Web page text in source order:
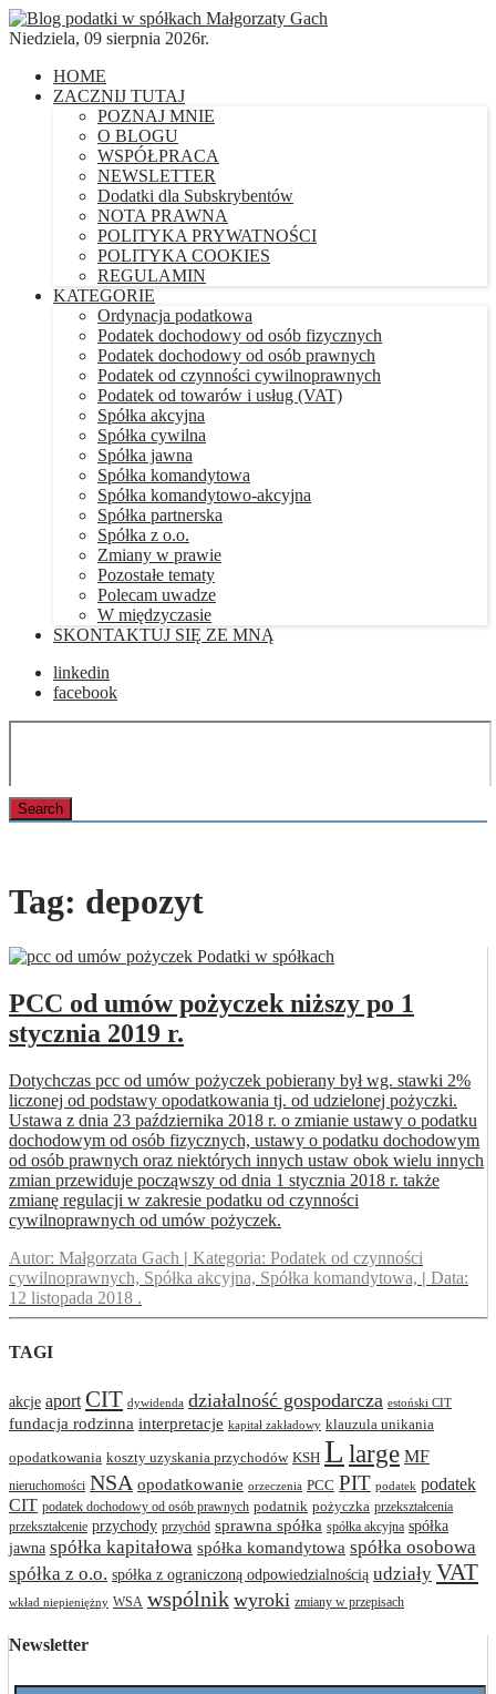
Niedziela, 09 sierpnia 2026r.
HOME
ZACZNIJ TUTAJ
POZNAJ MNIE
O BLOGU
WSPÓŁPRACA
NEWSLETTER
Dodatki dla Subskrybentów
NOTA PRAWNA
POLITYKA PRYWATNOŚCI
POLITYKA COOKIES
REGULAMIN
KATEGORIE
Ordynacja podatkowa
Podatek dochodowy od osób fizycznych
Podatek dochodowy od osób prawnych
Podatek od czynności cywilnoprawnych
Podatek od towarów i usług (VAT)
Spółka akcyjna
Spółka cywilna
Spółka jawna
Spółka komandytowa
Spółka komandytowo-akcyjna
Spółka partnerska
Spółka z o.o.
Zmiany w prawie
Pozostałe tematy
Polecam uwadze
W międzyczasie
SKONTAKTUJ SIĘ ZE MNĄ
linkedin
facebook
Tag: depozyt
PCC od umów pożyczek niższy po 1
stycznia 2019 r.
Dotychczas pcc od umów pożyczek pobierany był wg. stawki 2%
liczonej od podstawy opodatkowania tj. od udzielonej pożyczki.
Ustawa z dnia 23 października 2018 r. o zmianie ustawy o podatku
dochodowym od osób fizycznych, ustawy o podatku dochodowym
od osób prawnych oraz niektórych innych ustaw obok wielu innych
zmian przewiduje począwszy od dnia 1 stycznia 2018 r. także
zmianę regulacji w zakresie podatku od czynności
cywilnoprawnych od umów pożyczek.
Autor: Małgorzata Gach | Kategoria: Podatek od czynności
cywilnoprawnych, Spółka akcyjna, Spółka komandytowa, | Data:
12 listopada 2018 .
TAGI
akcje aport CIT dywidenda działalność gospodarcza estoński CIT
fundacja rodzinna interpretacje kapitał zakładowy klauzula unikania
opodatkowania koszty uzyskania przychodów KSH L large MF
nieruchomości NSA opodatkowanie orzeczenia PCC PIT podatek podatek
CIT podatek dochodowy od osób prawnych podatnik pożyczka przekształcenia
przekształcenie przychody przychód sprawna spółka spółka akcyjna spółka
jawna spółka kapitałowa spółka komandytowa spółka osobowa
spółka z o.o. spółka z ograniczoną odpowiedzialnością udziały VAT
wkład niepieniężny WSA wspólnik wyroki zmiany w przepisach
Newsletter